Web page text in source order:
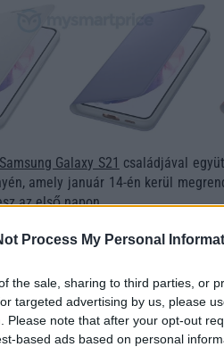
Process My Personal
the sale, sharing to third parties, or
targeted advertising by us, please
Please note that after your opt-out
based ads based on personal
Samsung Galaxy S21 családjával
amely január 14-én kerül
az első napon.